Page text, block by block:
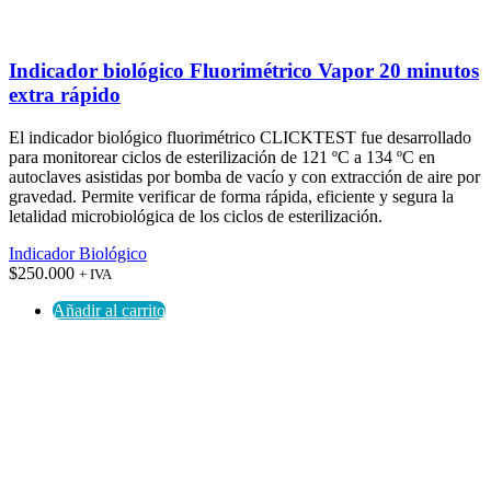
Indicador biológico Fluorimétrico Vapor 20 minutos
extra rápido
El indicador biológico fluorimétrico CLICKTEST fue desarrollado
para monitorear ciclos de esterilización de 121 ºC a 134 ºC en
autoclaves asistidas por bomba de vacío y con extracción de aire por
gravedad. Permite verificar de forma rápida, eficiente y segura la
letalidad microbiológica de los ciclos de esterilización.
Indicador Biológico
$250.000 + IVA
Añadir al carrito